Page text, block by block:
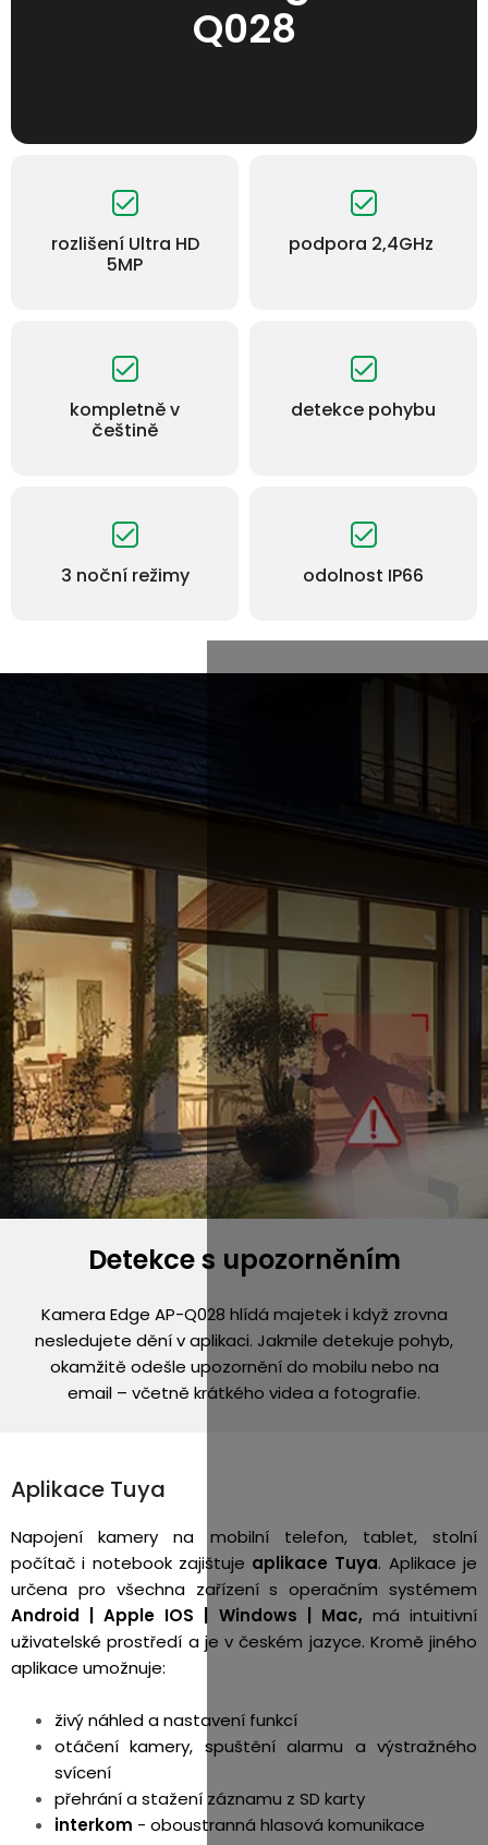
Q028
rozlišení Ultra HD
5MP
podpora 2,4GHz
kompletně v
češtině
detekce pohybu
3 noční režimy odolnost IP66
Detekce s upozorněním
Kamera Edge AP-Q028 hlídá majetek i když zrovna
nesledujete dění v aplikaci. Jakmile detekuje pohyb,
okamžitě odešle upozornění do mobilu nebo na
email – včetně krátkého videa a fotografie.
Aplikace Tuya
Napojení kamery na mobilní telefon, tablet, stolní
počítač i notebook zajištuje aplikace Tuya. Aplikace je
určena pro všechna zařízení s operačním systémem
Android | Apple IOS |
Windows | Mac, má intuitivní
uživatelské prostředí a je v českém jazyce. Kromě jiného
aplikace umožnuje:
živý náhled a nastavení funkcí
otáčení kamery, spuštění alarmu a výstražného
svícení
přehrání a stažení záznamu z SD karty
interkom - oboustranná hlasová komunikace